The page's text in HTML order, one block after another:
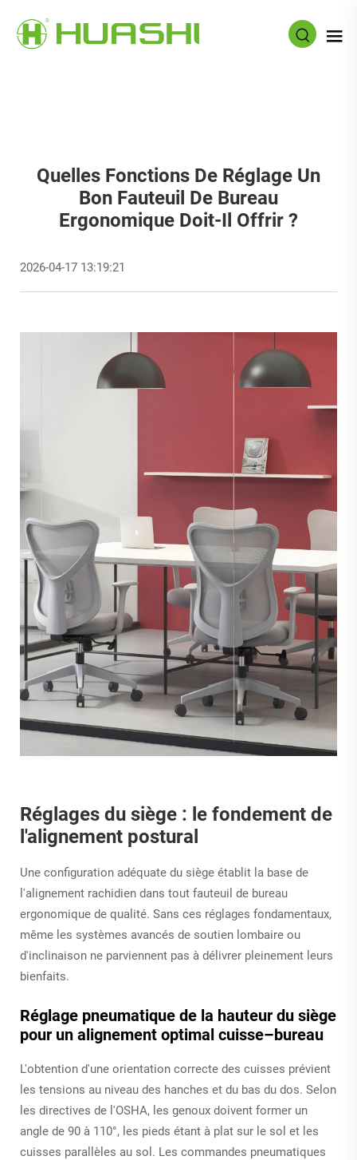
Quelles Fonctions De Réglage Un
Bon Fauteuil De Bureau
Ergonomique Doit-Il Offrir ?
2026-04-17 13:19:21
Réglages du siège : le fondement de
l'alignement postural
Une configuration adéquate du siège établit la base de
l'alignement rachidien dans tout fauteuil de bureau
ergonomique de qualité. Sans ces réglages fondamentaux,
même les systèmes avancés de soutien lombaire ou
d'inclinaison ne parviennent pas à délivrer pleinement leurs
bienfaits.
Réglage pneumatique de la hauteur du siège
pour un alignement optimal cuisse–bureau
L'obtention d'une orientation correcte des cuisses prévient
les tensions au niveau des hanches et du bas du dos. Selon
les directives de l'OSHA, les genoux doivent former un
angle de 90 à 110°, les pieds étant à plat sur le sol et les
cuisses parallèles au sol. Les commandes pneumatiques